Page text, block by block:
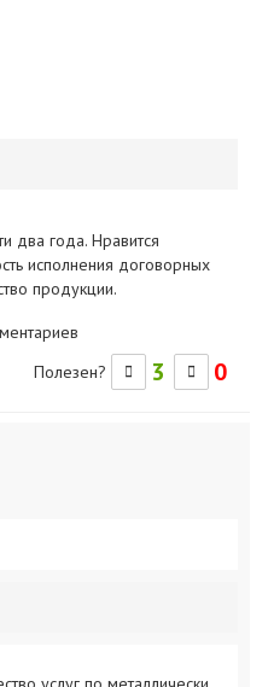
два года. Нравится
исполнения договорных
продукции.
Полезен?
3 0